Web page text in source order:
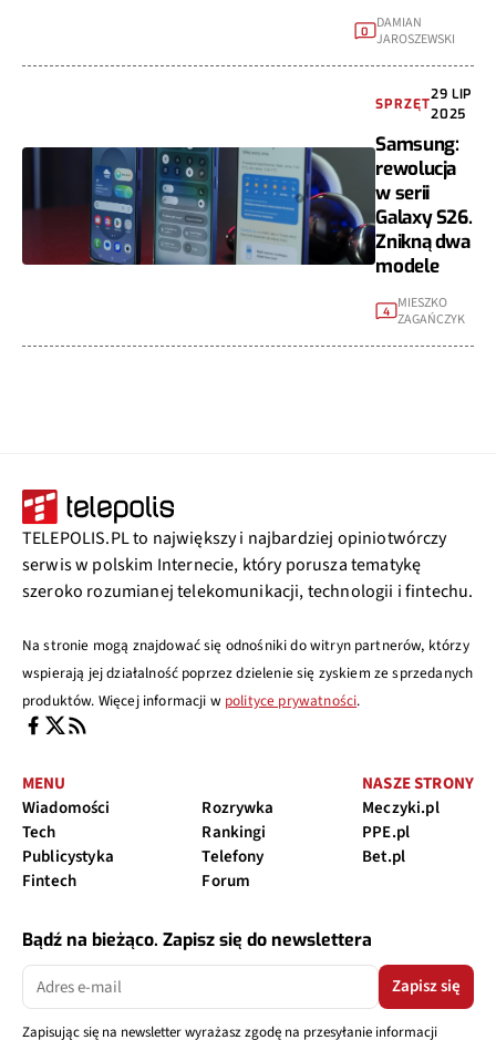
0
DAMIAN
JAROSZEWSKI
SPRZĘT
29 LIP
2025
Samsung:
rewolucja
w serii
Galaxy S26.
Znikną dwa
modele
4
MIESZKO
ZAGAŃCZYK
TELEPOLIS.PL to największy i najbardziej opiniotwórczy
serwis w polskim Internecie, który porusza tematykę
szeroko rozumianej telekomunikacji, technologii i fintechu.
Na stronie mogą znajdować się odnośniki do witryn partnerów, którzy
wspierają jej działalność poprzez dzielenie się zyskiem ze sprzedanych
produktów. Więcej informacji w polityce prywatności.
MENU
Wiadomości
Tech
Publicystyka
Fintech
Rozrywka
Rankingi
Telefony
Forum
NASZE STRONY
Meczyki.pl
PPE.pl
Bet.pl
Bądź na bieżąco. Zapisz się do newslettera
Zapisz się
Zapisując się na newsletter wyrażasz zgodę na przesyłanie informacji